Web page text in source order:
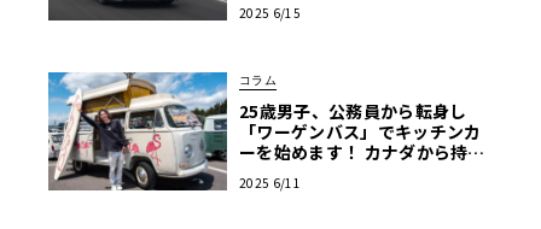
2025 6/15
コラム
25歳男子、公務員から転身し
「ワーゲンバス」でキッチンカ
ーを始めます！ カナダから持ち
車群像】
2025 6/11